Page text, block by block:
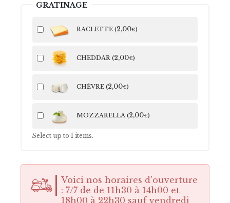
GRATINAGE
RACLETTE (2,00€)
CHEDDAR (2,00€)
CHÈVRE (2,00€)
MOZZARELLA (2,00€)
Select up to 1 items.
Voici nos horaires d'ouverture
: 7/7 de de 11h30 à 14h00 et
18h00 à 22h30 sauf vendredi